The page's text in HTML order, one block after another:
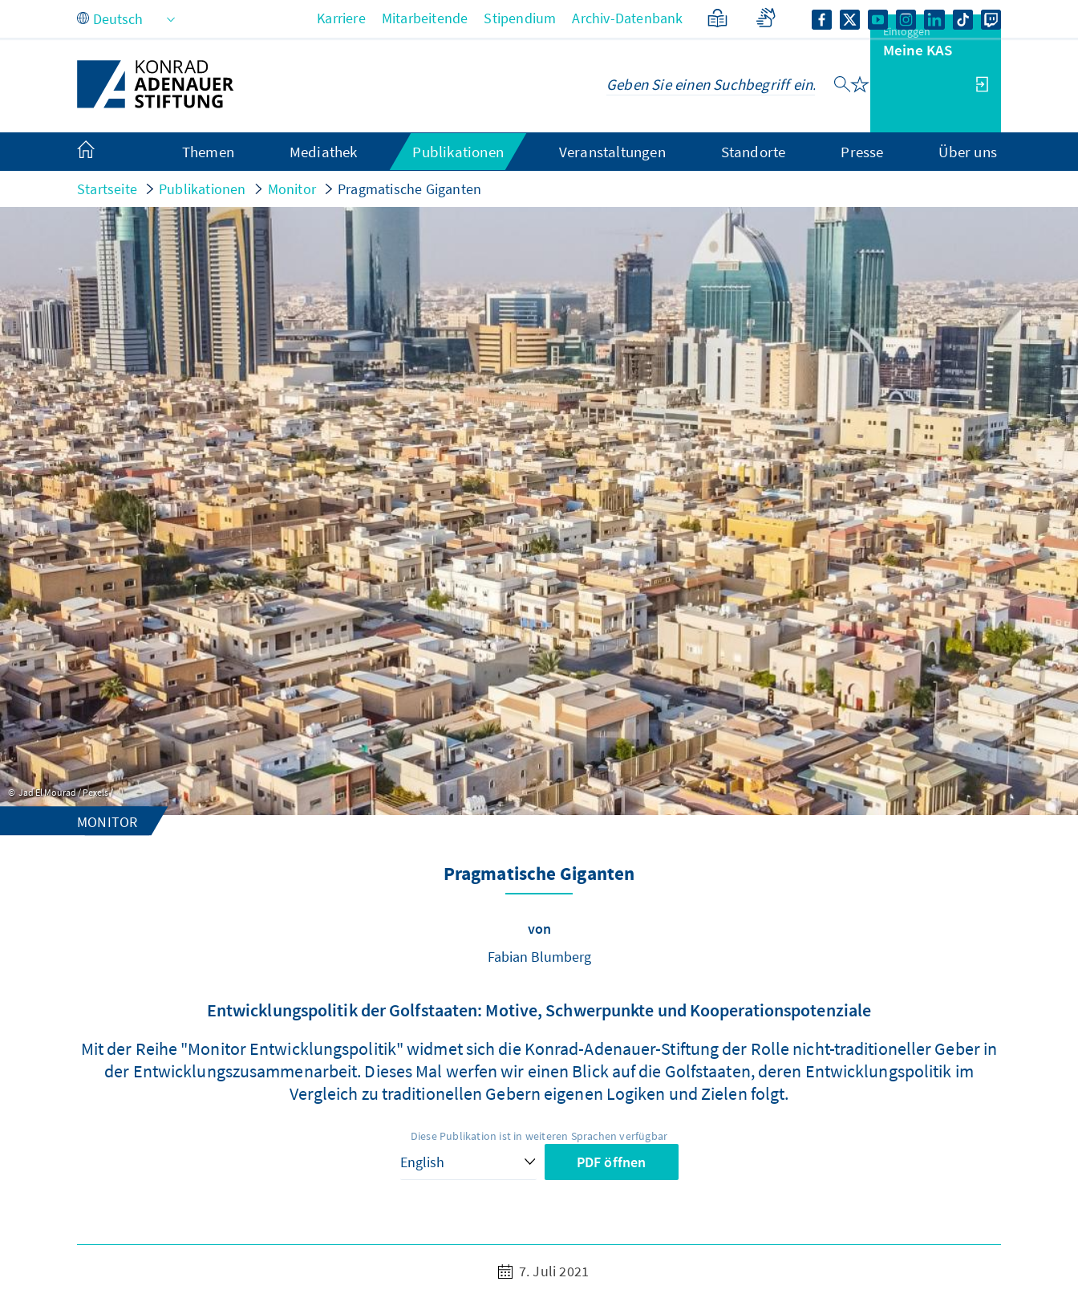
Zum Hauptinhalt springen Karriere Mitarbeitende Stipendium Archiv-Datenbank
Einloggen
Meine KAS
Themen Mediathek Publikationen Veranstaltungen Standorte Presse Über uns
Startseite Publikationen Monitor Pragmatische Giganten
Jad El Mourad / Pexels /
MONITOR
Pragmatische Giganten
von
Fabian Blumberg
Entwicklungspolitik der Golfstaaten: Motive, Schwerpunkte und Kooperationspotenziale
Mit der Reihe "Monitor Entwicklungspolitik" widmet sich die Konrad-Adenauer-Stiftung der Rolle nicht-traditioneller Geber in
der Entwicklungszusammenarbeit. Dieses Mal werfen wir einen Blick auf die Golfstaaten, deren Entwicklungspolitik im
Vergleich zu traditionellen Gebern eigenen Logiken und Zielen folgt.
Diese Publikation ist in weiteren Sprachen verfügbar
PDF öffnen
7. Juli 2021